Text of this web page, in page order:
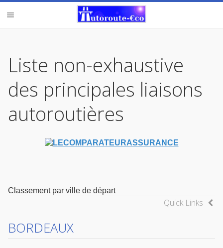
Liste non-exhaustive
des principales liaisons
autoroutières
Classement par ville de départ
Quick Links
BORDEAUX